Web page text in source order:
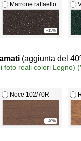
Marrone raffaello
+15%
(aggiunta del
foto reali colori Legno)
Noce 102/70R
+40%